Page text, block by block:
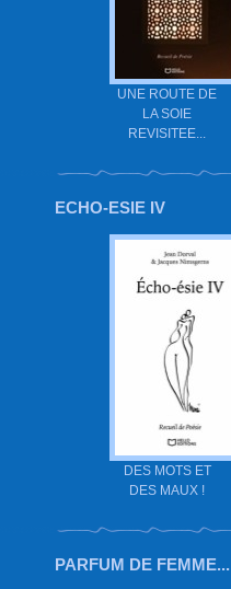
UNE ROUTE DE
LA SOIE
REVISITEE...
ECHO-ESIE IV
DES MOTS ET
DES MAUX !
PARFUM DE FEMME...